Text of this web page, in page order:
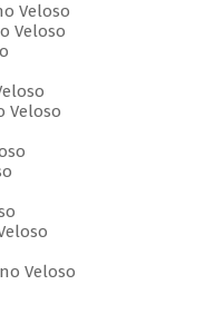
Veloso
Veloso
Veloso
Veloso